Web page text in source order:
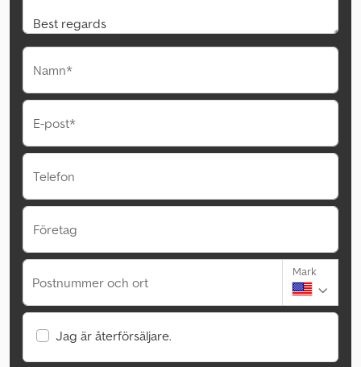
Namn*
E-post*
Telefon
Företag
Postnummer och ort
Mark
Jag är återförsäljare.